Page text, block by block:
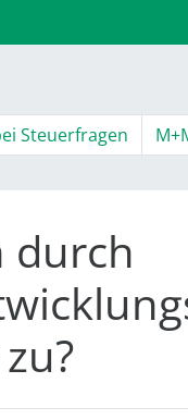
Steuerfragen
durch